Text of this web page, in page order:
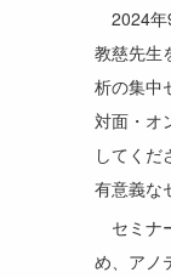
2024
教慈先生
析の集中
対面・オ
してくだ
有意義な
セミナ
め、アノ